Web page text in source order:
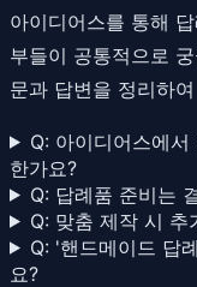
아이디어스를 통해
부들이 공통적으로
문과 답변을 정리하
Q: 아이디어스에
한가요?
Q: 답례품 준비는
Q: 맞춤 제작 시 추
Q: '핸드메이드 답
요?